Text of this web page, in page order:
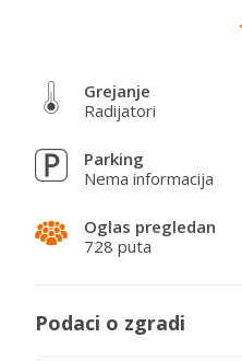
Grejanje
Radijatori
Parking
Nema informacija
Oglas pregledan
728 puta
Podaci o zgradi